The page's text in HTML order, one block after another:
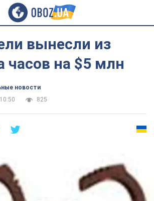
вынесли из
часов на $5 млн
новости
825